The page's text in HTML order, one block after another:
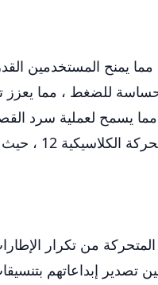
للضغط ، مما يعزز
يسمح لعملية سرد
علاوة على
من تكرار